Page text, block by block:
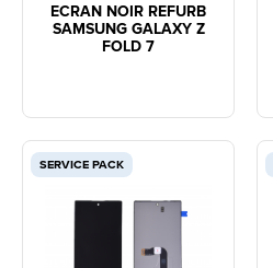
ECRAN NOIR REFURB
SAMSUNG GALAXY Z
FOLD 7
SERVICE PACK